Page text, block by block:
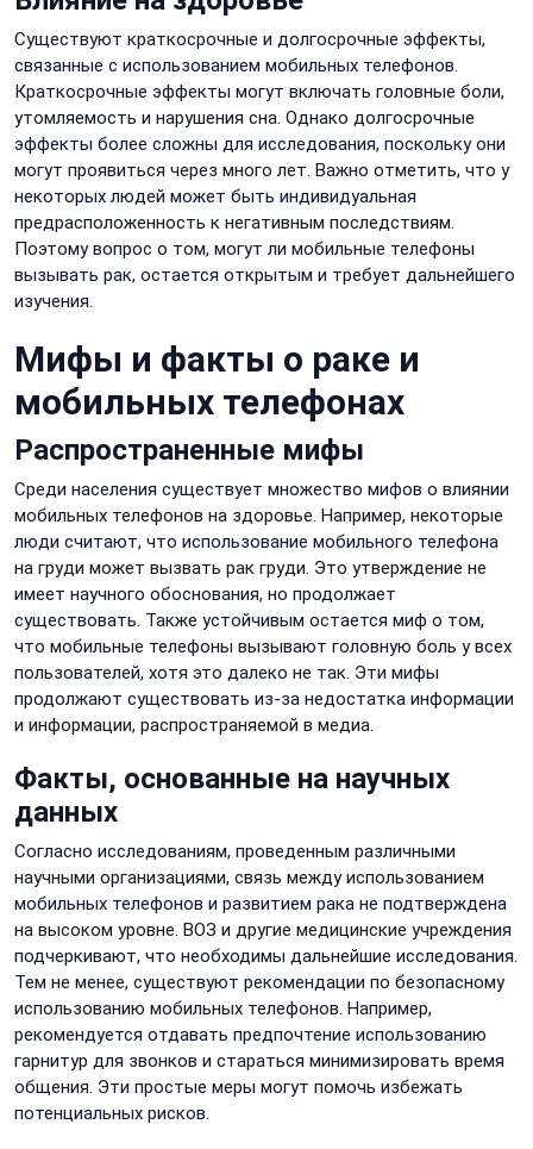
Существуют краткосрочные и долгосрочные эффекты,
связанные с использованием мобильных телефонов.
Краткосрочные эффекты могут включать головные боли,
утомляемость и нарушения сна. Однако долгосрочные
эффекты более сложны для исследования, поскольку они
могут проявиться через много лет. Важно отметить, что у
некоторых людей может быть индивидуальная
предрасположенность к негативным последствиям.
Поэтому вопрос о том, могут ли мобильные телефоны
вызывать рак, остается открытым и требует дальнейшего
изучения.
Мифы и факты о раке и
мобильных телефонах
Распространенные мифы
Среди населения существует множество мифов о влиянии
мобильных телефонов на здоровье. Например, некоторые
люди считают, что использование мобильного телефона
на груди может вызвать рак груди. Это утверждение не
имеет научного обоснования, но продолжает
существовать. Также устойчивым остается миф о том,
что мобильные телефоны вызывают головную боль у всех
пользователей, хотя это далеко не так. Эти мифы
продолжают существовать из-за недостатка информации
и информации, распространяемой в медиа.
Факты, основанные на научных
данных
Согласно исследованиям, проведенным различными
научными организациями, связь между использованием
мобильных телефонов и развитием рака не подтверждена
на высоком уровне. ВОЗ и другие медицинские учреждения
подчеркивают, что необходимы дальнейшие исследования.
Тем не менее, существуют рекомендации по безопасному
использованию мобильных телефонов. Например,
рекомендуется отдавать предпочтение использованию
гарнитур для звонков и стараться минимизировать время
общения. Эти простые меры могут помочь избежать
потенциальных рисков.